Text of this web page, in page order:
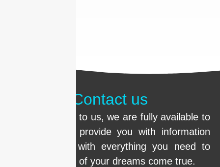
Contact us
Call us or write to us, we are fully available to
clarify doubts, provide you with information
and help you with everything you need to
make the smile of your dreams come true.